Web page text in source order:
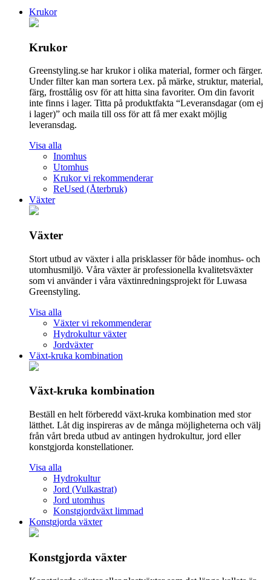
Krukor
Krukor
Greenstyling.se har krukor i olika material, former och färger.
Under filter kan man sortera t.ex. på märke, struktur, material,
färg, frosttålig osv för att hitta sina favoriter. Om din favorit
inte finns i lager. Titta på produktfakta “Leveransdagar (om ej
i lager)” och maila till oss för att få mer exakt möjlig
leveransdag.
Visa alla
Inomhus
Utomhus
Krukor vi rekommenderar
ReUsed (Återbruk)
Växter
Växter
Stort utbud av växter i alla prisklasser för både inomhus- och
utomhusmiljö. Våra växter är professionella kvalitetsväxter
som vi använder i våra växtinredningsprojekt för Luwasa
Greenstyling.
Visa alla
Växter vi rekommenderar
Hydrokultur växter
Jordväxter
Växt-kruka kombination
Växt-kruka kombination
Beställ en helt förberedd växt-kruka kombination med stor
lätthet. Låt dig inspireras av de många möjligheterna och välj
från vårt breda utbud av antingen hydrokultur, jord eller
konstgjorda konstellationer.
Visa alla
Hydrokultur
Jord (Vulkastrat)
Jord utomhus
Konstgjordväxt limmad
Konstgjorda växter
Konstgjorda växter